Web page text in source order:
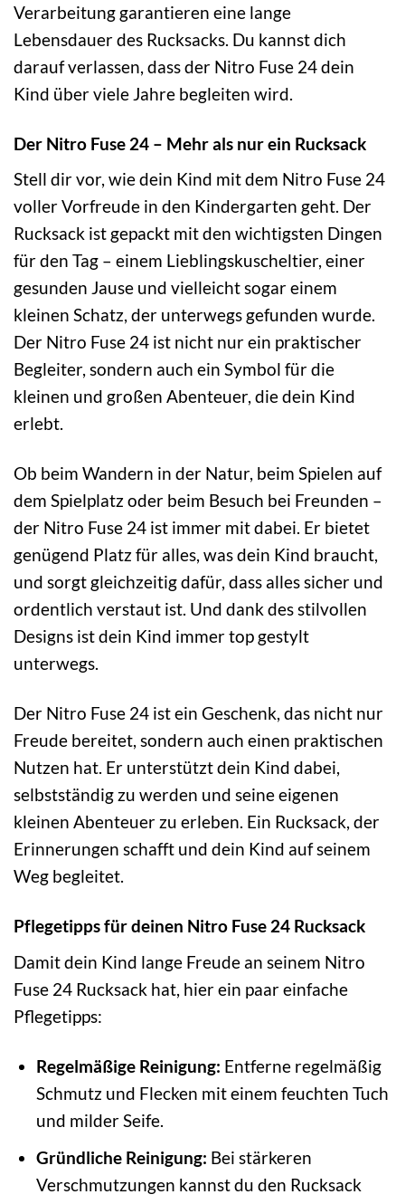
Verarbeitung garantieren eine lange
Lebensdauer des Rucksacks. Du kannst dich
darauf verlassen, dass der Nitro Fuse 24 dein
Kind über viele Jahre begleiten wird.
Der Nitro Fuse 24 – Mehr als nur ein Rucksack
Stell dir vor, wie dein Kind mit dem Nitro Fuse 24
voller Vorfreude in den Kindergarten geht. Der
Rucksack ist gepackt mit den wichtigsten Dingen
für den Tag – einem Lieblingskuscheltier, einer
gesunden Jause und vielleicht sogar einem
kleinen Schatz, der unterwegs gefunden wurde.
Der Nitro Fuse 24 ist nicht nur ein praktischer
Begleiter, sondern auch ein Symbol für die
kleinen und großen Abenteuer, die dein Kind
erlebt.
Ob beim Wandern in der Natur, beim Spielen auf
dem Spielplatz oder beim Besuch bei Freunden –
der Nitro Fuse 24 ist immer mit dabei. Er bietet
genügend Platz für alles, was dein Kind braucht,
und sorgt gleichzeitig dafür, dass alles sicher und
ordentlich verstaut ist. Und dank des stilvollen
Designs ist dein Kind immer top gestylt
unterwegs.
Der Nitro Fuse 24 ist ein Geschenk, das nicht nur
Freude bereitet, sondern auch einen praktischen
Nutzen hat. Er unterstützt dein Kind dabei,
selbstständig zu werden und seine eigenen
kleinen Abenteuer zu erleben. Ein Rucksack, der
Erinnerungen schafft und dein Kind auf seinem
Weg begleitet.
Pflegetipps für deinen Nitro Fuse 24 Rucksack
Damit dein Kind lange Freude an seinem Nitro
Fuse 24 Rucksack hat, hier ein paar einfache
Pflegetipps:
Regelmäßige Reinigung: Entferne regelmäßig
Schmutz und Flecken mit einem feuchten Tuch
und milder Seife.
Gründliche Reinigung: Bei stärkeren
Verschmutzungen kannst du den Rucksack